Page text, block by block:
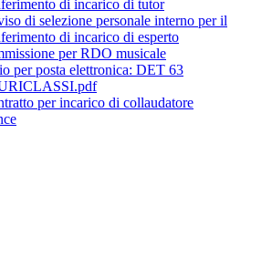
di incarico di tutor
di selezione personale interno per il
di incarico di esperto
per RDO musicale
per posta elettronica: DET 63
per incarico di collaudatore